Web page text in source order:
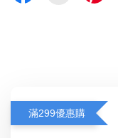
滿299優惠購